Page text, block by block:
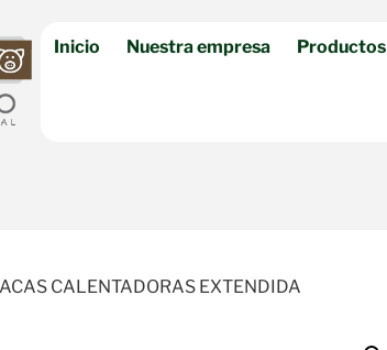
Inicio Nuestra empresa Productos
CALENTADORAS EXTENDIDA